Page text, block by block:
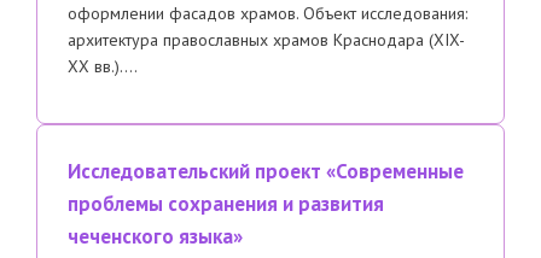
оформлении фасадов храмов. Объект исследования:
архитектура православных храмов Краснодара (XIX-
XX вв.)….
Исследовательский проект «Современные
проблемы сохранения и развития
чеченского языка»